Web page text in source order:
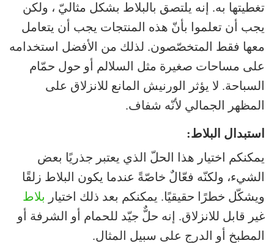
تغطيتها به. إنه يلتصق بالبلاط بشكل مثاليّ ، ولكن
يجب أن تعلموا بأنّ هذه المنتجات يجب أن يتعامل
معها فقط المتخصّصون. لذلك من الأفضل استخدامه
على مساحات صغيرة مثل السلالم أو حول حمّام
السباحة. لا يؤثر الورنيش المانع للانزلاق على
المظهر الجمالي لأنّه شفاف.
استبدال البلاط:
يمكنكم اختيار هذا الحلّ الذي يعتبر جذريًا بعض
الشيء، ولكنّه فعّالٌ خاصّةً عندما يكون البلاط زلقًا
ويشكّل خطرًا حقيقيًا. يمكنكم بعد ذلك اختيار بلاط
غير قابل للانزلاق. إنه حلٌّ جيّد للحمام أو الشرفة أو
المطبخ أو الدرج على سبيل المثال.